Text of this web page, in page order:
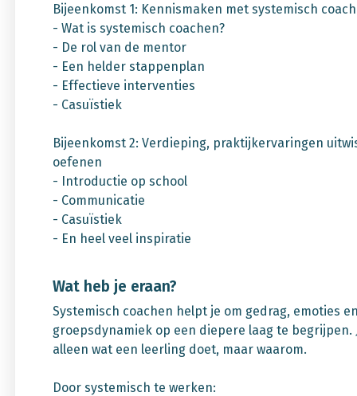
Bijeenkomst 1: Kennismaken met systemisch
- Wat is systemisch coachen?
- De rol van de mentor
- Een helder stappenplan
- Effectieve interventies
- Casuïstiek
Bijeenkomst 2: Verdieping, praktijkervaringen
oefenen
- Introductie op school
- Communicatie
- Casuïstiek
- En heel veel inspiratie
Wat heb je eraan?
Systemisch coachen helpt je om gedrag, emoties
groepsdynamiek op een diepere laag te begrijpen.
alleen wat een leerling doet, maar waarom.
Door systemisch te werken: